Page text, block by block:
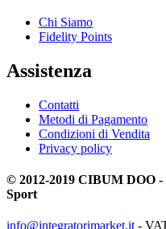
Chi Siamo
Fidelity Points
Assistenza
Contatti
Metodi di Pagamento
Condizioni di Vendita
Privacy policy
© 2012-2019 CIBUM DOO
Sport
info@integratorimarket.it -